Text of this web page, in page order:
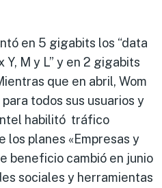
en 5 gigabits los “data
Y, M y L” y en 2 gigabits
que en abril, Wom
todos sus usuarios y
habilitó tráfico
los planes «Empresas y
beneficio cambió en junio
sociales y herramientas